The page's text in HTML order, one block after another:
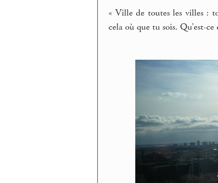
« Ville de toutes les villes :
cela où que tu sois. Qu’est-